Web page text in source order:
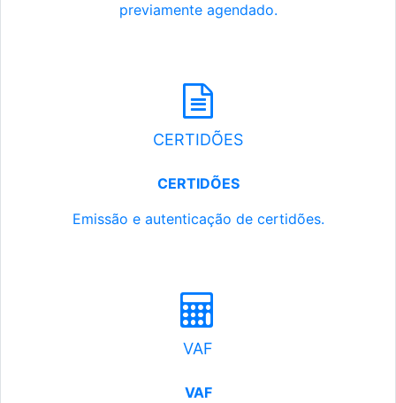
previamente agendado.
CERTIDÕES
CERTIDÕES
Emissão e autenticação de certidões.
VAF
VAF